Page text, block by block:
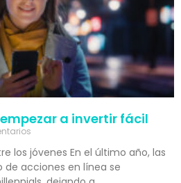
a invertir fácil
los jóvenes En el último año, las
acciones en línea se